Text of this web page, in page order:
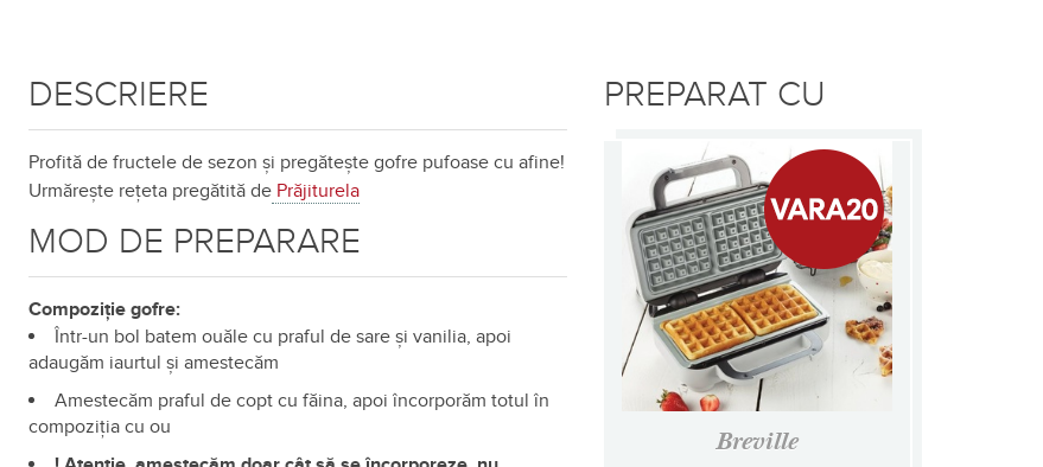
DESCRIERE
Profită de fructele de sezon și pregătește gofre pufoase cu afine!
Urmărește rețeta pregătită de Prăjiturela
MOD DE PREPARARE
Compoziție gofre:
Într-un bol batem ouăle cu praful de sare și vanilia, apoi
adaugăm iaurtul și amestecăm
Amestecăm praful de copt cu făina, apoi încorporăm totul în
compoziția cu ou
PREPARAT CU
Breville